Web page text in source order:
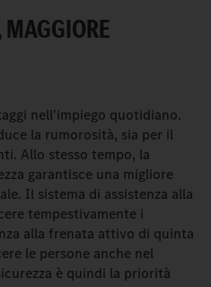
nell'impiego quotidiano.
la rumorosità, sia per il
Allo stesso tempo, la
garantisce una migliore
Il sistema di assistenza alla
tempestivamente i
alla frenata attivo di quinta
le persone anche nel
è quindi la priorità